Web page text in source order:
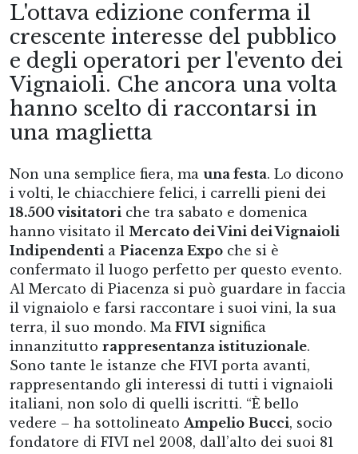
L'ottava edizione conferma il
crescente interesse del pubblico
e degli operatori per l'evento dei
Vignaioli. Che ancora una volta
hanno scelto di raccontarsi in
una maglietta
Non una semplice fiera, ma una festa. Lo dicono
i volti, le chiacchiere felici, i carrelli pieni dei
18.500 visitatori che tra sabato e domenica
hanno visitato il Mercato dei Vini dei Vignaioli
Indipendenti a Piacenza Expo che si è
confermato il luogo perfetto per questo evento.
Al Mercato di Piacenza si può guardare in faccia
il vignaiolo e farsi raccontare i suoi vini, la sua
terra, il suo mondo. Ma FIVI significa
innanzitutto rappresentanza istituzionale.
Sono tante le istanze che FIVI porta avanti,
rappresentando gli interessi di tutti i vignaioli
italiani, non solo di quelli iscritti. “È bello
vedere – ha sottolineato Ampelio Bucci, socio
fondatore di FIVI nel 2008, dall’alto dei suoi 81